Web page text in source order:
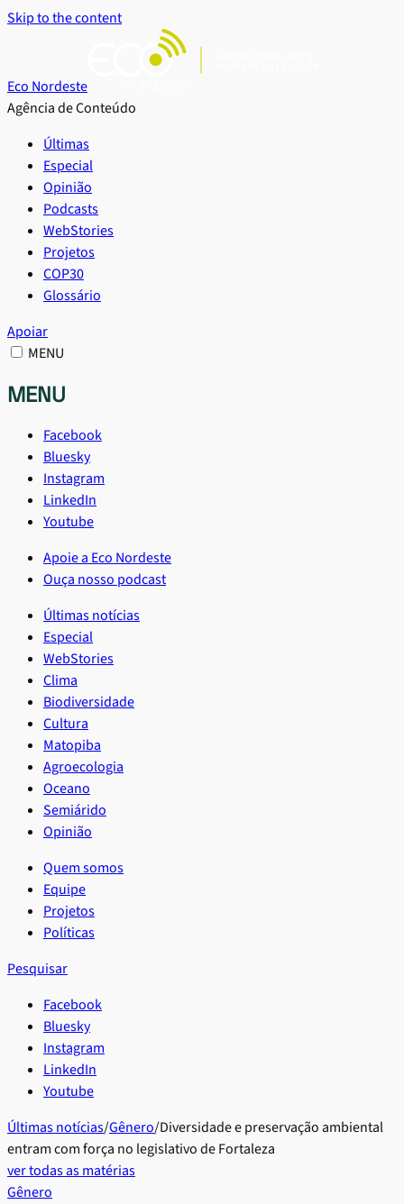
Skip to the content
Eco Nordeste
Agência de Conteúdo
Últimas
Especial
Opinião
Podcasts
WebStories
Projetos
COP30
Glossário
Apoiar
MENU
MENU
Facebook
Bluesky
Instagram
LinkedIn
Youtube
Apoie a Eco Nordeste
Ouça nosso podcast
Últimas notícias
Especial
WebStories
Clima
Biodiversidade
Cultura
Matopiba
Agroecologia
Oceano
Semiárido
Opinião
Quem somos
Equipe
Projetos
Políticas
Pesquisar
Facebook
Bluesky
Instagram
LinkedIn
Youtube
Últimas notícias/Gênero/Diversidade e preservação ambiental
entram com força no legislativo de Fortaleza
ver todas as matérias
Gênero